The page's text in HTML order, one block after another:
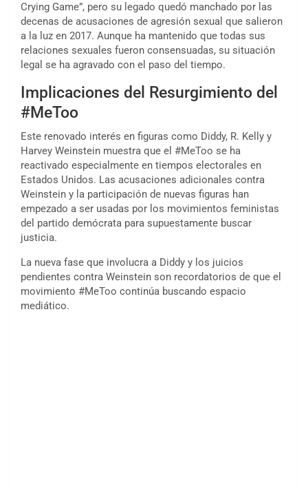
Crying Game”, pero su legado quedó manchado por las
decenas de acusaciones de agresión sexual que salieron
a la luz en 2017. Aunque ha mantenido que todas sus
relaciones sexuales fueron consensuadas, su situación
legal se ha agravado con el paso del tiempo.
Implicaciones del Resurgimiento del
#MeToo
Este renovado interés en figuras como Diddy, R. Kelly y
Harvey Weinstein muestra que el #MeToo se ha
reactivado especialmente en tiempos electorales en
Estados Unidos. Las acusaciones adicionales contra
Weinstein y la participación de nuevas figuras han
empezado a ser usadas por los movimientos feministas
del partido demócrata para supuestamente buscar
justicia.
La nueva fase que involucra a Diddy y los juicios
pendientes contra Weinstein son recordatorios de que el
movimiento #MeToo continúa buscando espacio
mediático.